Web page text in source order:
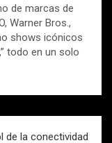
de marcas de
Warner Bros.,
shows icónicos
todo en un solo
de la conectividad